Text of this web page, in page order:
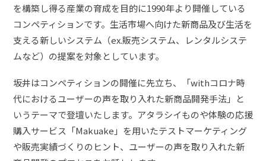
を構築し得る産業の育成を目的に1990年より開催している
コンペティションです。 生活市場へ向けた新商品及び生活を
支える新しいシステム（ex.販売システム、レンタルシステ
ムなど）の提案を対象としています。
坂井はコンペティションの開催に先立ち、「withコロナ時
代におけるユーザーの声を取り入れた新商品開発手法」と
いうテーマで登壇いたします。アタラシイものや体験の応援
購入サービス「Makuake」を用いたテストマーケティング
や販売実績づくりのヒント、ユーザーの声を取り入れた新